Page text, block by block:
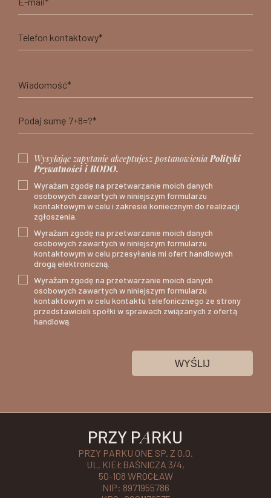
Wysyłając zapytanie akceptujesz postanowienia Polityki
Prywatności i RODO.
Wyrażam zgodę na przetwarzanie moich danych
osobowych zawartych w niniejszym formularzu
kontaktowym w celu i zakresie koniecznym do realizacji
zgłoszenia.
Wyrażam zgodę na przetwarzanie moich danych
osobowych zawartych w niniejszym formularzu
kontaktowym w celu przesyłania mi ofert handlowych
drogą elektroniczną.
Wyrażam zgodę na przetwarzanie moich danych
osobowych zawartych w niniejszym formularzu
kontaktowym w celu kontaktu telefonicznego ze strony
przedstawicieli spółki w sprawach związanych z ofertą
handlową.
WYŚLIJ
PRZY PARKU ONE SP. Z O.O.
UL. KIEŁBAŚNICZA 3/4,
50-108 WROCŁAW
NIP: 8971955786